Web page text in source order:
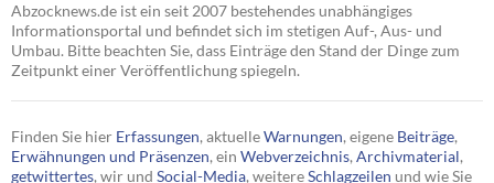
Abzocknews.de ist ein seit 2007 bestehendes unabhängiges
Informationsportal und befindet sich im stetigen Auf-, Aus- und
Umbau. Bitte beachten Sie, dass Einträge den Stand der Dinge zum
Zeitpunkt einer Veröffentlichung spiegeln.
Finden Sie hier Erfassungen, aktuelleWarnungen, eigene Beiträge,
Erwähnungen und Präsenzen, ein Webverzeichnis, Archivmaterial,
getwittertes, wir und Social-Media, weitereSchlagzeilen und wie Sie